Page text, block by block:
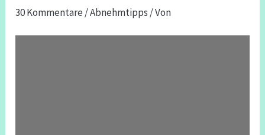
30 Kommentare /Abnehmtipps / Von